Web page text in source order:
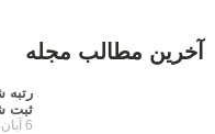
آخرین مطالب مجله
رتبه
ثبت
6 آبان 1404